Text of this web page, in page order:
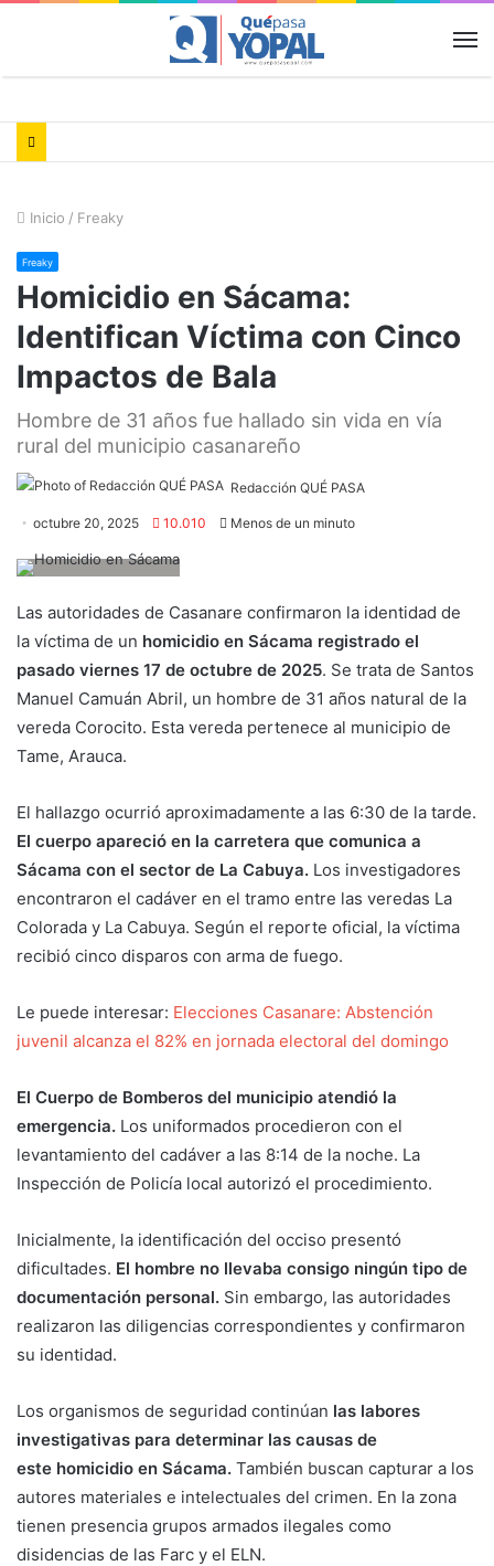
Inicio / Freaky
Freaky
Homicidio en Sácama:
Identifican Víctima con Cinco
Impactos de Bala
Hombre de 31 años fue hallado sin vida en vía
rural del municipio casanareño
Redacción QUÉ PASA
octubre 20, 2025 10.010 Menos de un minuto
Las autoridades de Casanare confirmaron la identidad de
la víctima de un homicidio en Sácama registrado el
pasado viernes 17 de octubre de 2025. Se trata de Santos
Manuel Camuán Abril, un hombre de 31 años natural de la
vereda Corocito. Esta vereda pertenece al municipio de
Tame, Arauca.
El hallazgo ocurrió aproximadamente a las 6:30 de la tarde.
El cuerpo apareció en la carretera que comunica a
Sácama con el sector de La Cabuya. Los investigadores
encontraron el cadáver en el tramo entre las veredas La
Colorada y La Cabuya. Según el reporte oficial, la víctima
recibió cinco disparos con arma de fuego.
Le puede interesar: Elecciones Casanare: Abstención
juvenil alcanza el 82% en jornada electoral del domingo
El Cuerpo de Bomberos del municipio atendió la
emergencia. Los uniformados procedieron con el
levantamiento del cadáver a las 8:14 de la noche. La
Inspección de Policía local autorizó el procedimiento.
Inicialmente, la identificación del occiso presentó
dificultades. El hombre no llevaba consigo ningún tipo de
documentación personal. Sin embargo, las autoridades
realizaron las diligencias correspondientes y confirmaron
su identidad.
Los organismos de seguridad continúan las labores
investigativas para determinar las causas de
este homicidio en Sácama. También buscan capturar a los
autores materiales e intelectuales del crimen. En la zona
tienen presencia grupos armados ilegales como
disidencias de las Farc y el ELN.